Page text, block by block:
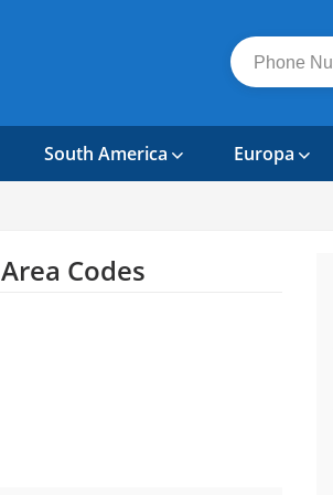
South America Europa
Area Codes